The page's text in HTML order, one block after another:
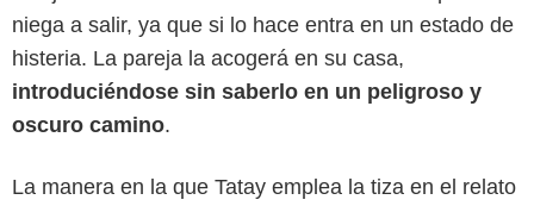
niega a salir, ya que si lo hace entra en un estado de
histeria. La pareja la acogerá en su casa,
introduciéndose sin saberlo en un peligroso y
oscuro camino.
La manera en la que Tatay emplea la tiza en el relato